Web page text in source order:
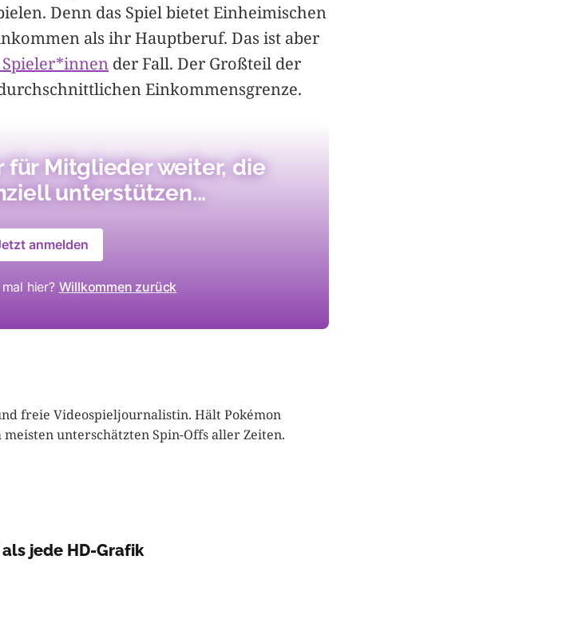
Denn das Spiel bietet Einheimischen
als ihr Hauptberuf. Das ist aber
der Fall. Der Großteil der
Einkommensgrenze.
für Mitglieder weiter, die
unterstützen...
anmelden
hier? Willkommen zurück
freie Videospieljournalistin. Hält Pokémon
unterschätzten Spin-Offs aller Zeiten.
jede HD-Grafik